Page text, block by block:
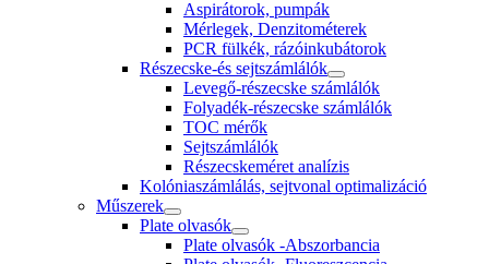
Aspirátorok, pumpák
Mérlegek, Denzitométerek
PCR fülkék, rázóinkubátorok
Részecske-és sejtszámlálók
Levegő-részecske számlálók
Folyadék-részecske számlálók
TOC mérők
Sejtszámlálók
Részecskeméret analízis
Kolóniaszámlálás, sejtvonal optimalizáció
Műszerek
Plate olvasók
Plate olvasók -Abszorbancia